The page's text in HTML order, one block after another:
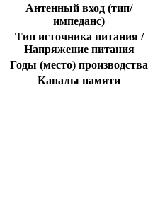
Антенный вход (тип/
импеданс)
Тип источника питания /
Напряжение питания
Годы (место) производства
Каналы памяти